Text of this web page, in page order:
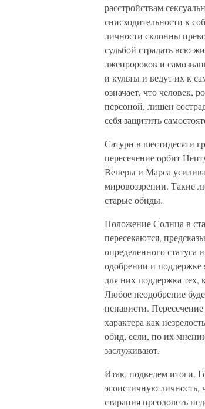
расстройствам
снисходительности к
личности склонны
судьбой страдать всю
лжепророков и
и культы и ведут их к
означает, что человек,
персоной, лишен
себя защитить
Сатурн в шестидесяти
пересечение орбит
Венеры и Марса
мировоззрении. Такие
старые обиды.
Положение Солнца в
пересекаются,
определенного
одобрении и поддержке
для них поддержка тех,
Любое неодобрение
ненависти.
характера как
обид, если, по их
заслуживают.
Итак, подведем итоги.
эгоистичную личность,
старания преодолеть